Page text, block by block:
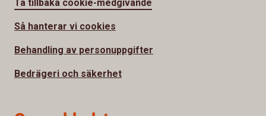
Ta tillbaka cookie-medgivande
Så hanterar vi cookies
Behandling av personuppgifter
Bedrägeri och säkerhet